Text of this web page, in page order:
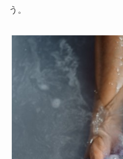
う。